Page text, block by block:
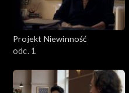
Projekt Niewinność
odc. 1